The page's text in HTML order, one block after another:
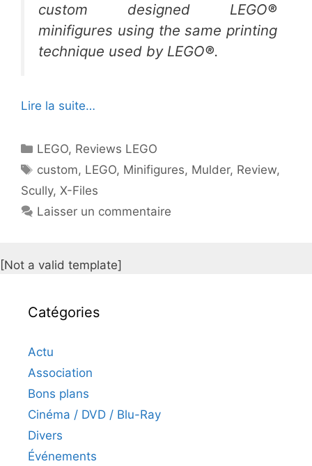
custom designed LEGO®
minifigures using the same printing
technique used by LEGO®.
Lire la suite…
Catégories
LEGO, Reviews LEGO
Étiquettes
custom, LEGO, Minifigures, Mulder, Review,
Scully, X-Files
Laisser un commentaire
[Not a valid template]
Catégories
Actu
Association
Bons plans
Cinéma / DVD / Blu-Ray
Divers
Événements